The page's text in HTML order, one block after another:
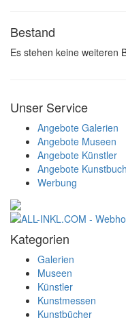
Bestand
Es stehen keine weiteren
Unser Service
Angebote Galerien
Angebote Museen
Angebote Künstler
Angebote
Werbung
Kategorien
Galerien
Museen
Künstler
Kunstmessen
Kunstbücher